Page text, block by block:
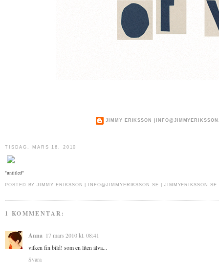
JIMMY ERIKSSON |
TISDAG, MARS 16, 2010
"untitled"
POSTED BYJIMMY ERIKSSON | INFO@JIMMYERIKSSON.SE JIMMYERIKSSON.SE
1 KOMMENTAR:
Anna 17 mars 2010 kl. 08:41
vilken fin bild! som en liten älva...
Svara